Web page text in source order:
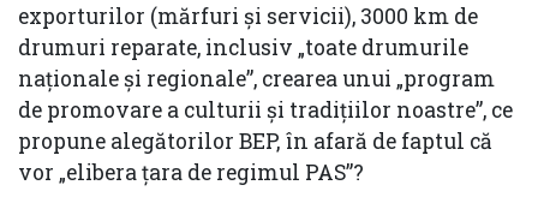
exporturilor (mărfuri și servicii), 3000 km de
drumuri reparate, inclusiv „toate drumurile
naționale și regionale”, crearea unui „program
de promovare a culturii și tradițiilor noastre”, ce
propune alegătorilor BEP, în afară de faptul că
vor „elibera țara de regimul PAS”?